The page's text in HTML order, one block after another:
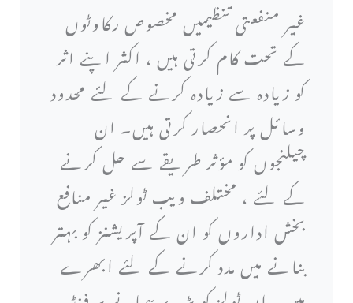
غیر منفعتی تنظیمیں مخصوص رکاوٹوں
کے تحت کام کرتی ہیں ، اکثر اپنے اثر
کو زیادہ سے زیادہ کرنے کے لئے محدود
وسائل پر انحصار کرتی ہیں۔ ان
چیلنجوں کو مؤثر طریقے سے حل کرنے
کے لئے ، مختلف ویب ٹولز غیر منافع
بخش اداروں کو ان کے آپریشنز کو بہتر
بنانے میں مدد کرنے کے لئے ابھرے